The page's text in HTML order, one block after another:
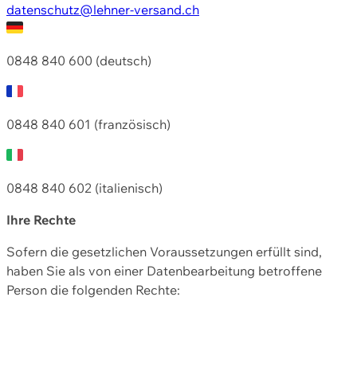
datenschutz@lehner-versand.ch
0848 840 600 (deutsch)
0848 840 601 (französisch)
0848 840 602 (italienisch)
Ihre Rechte
Sofern die gesetzlichen Voraussetzungen erfüllt sind,
haben Sie als von einer Datenbearbeitung betroffene
Person die folgenden Rechte: